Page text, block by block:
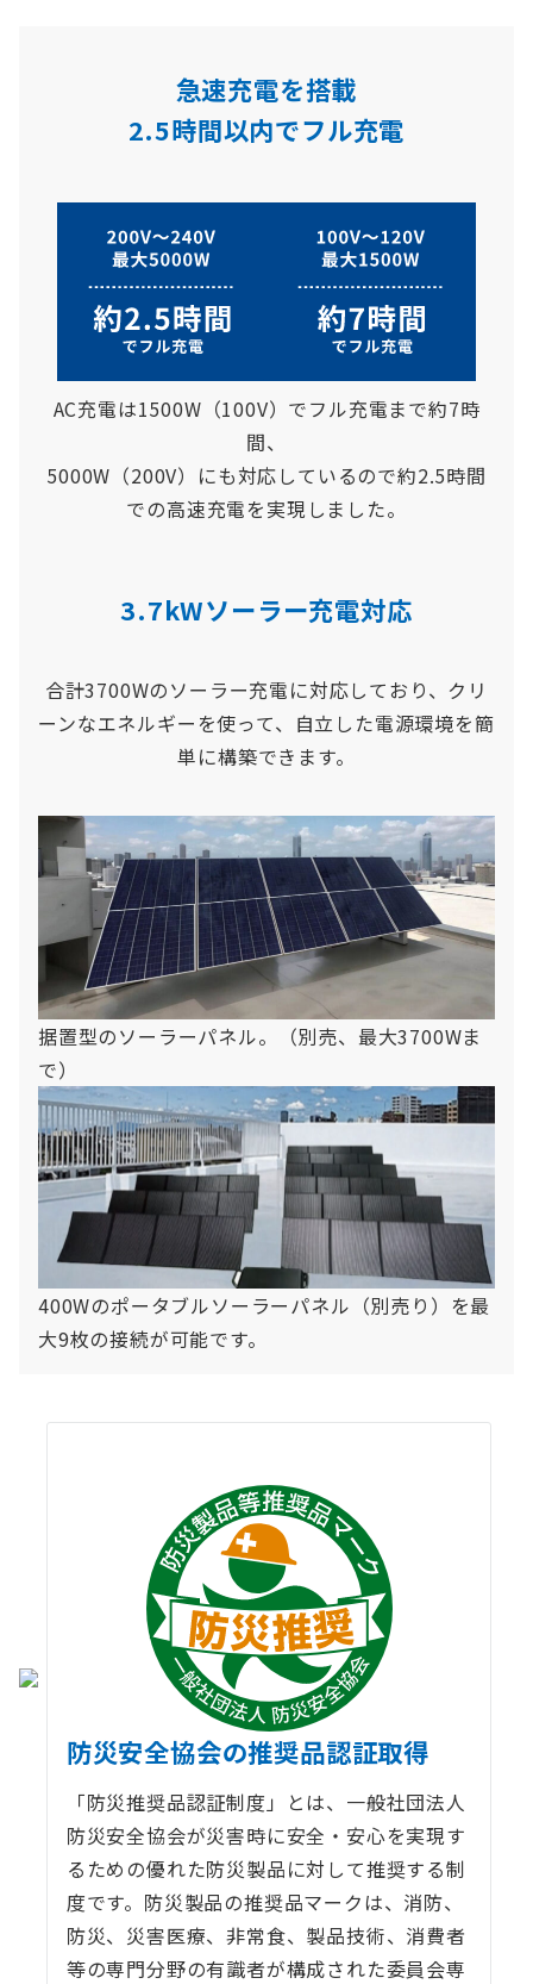
急速充電を搭載
2.5時間以内でフル充電
AC充電は1500W（100V）でフル充電まで約7時
間、
5000W（200V）にも対応しているので約2.5時間
での高速充電を実現しました。
3.7kWソーラー充電対応
合計3700Wのソーラー充電に対応しており、クリ
ーンなエネルギーを使って、自立した電源環境を簡
単に構築できます。
据置型のソーラーパネル。（別売、最大3700Wま
で）
400Wのポータブルソーラーパネル（別売り）を最
大9枚の接続が可能です。
防災安全協会の推奨品認証取得
「防災推奨品認証制度」とは、一般社団法人
防災安全協会が災害時に安全・安心を実現す
るための優れた防災製品に対して推奨する制
度です。防災製品の推奨品マークは、消防、
防災、災害医療、非常食、製品技術、消費者
等の専門分野の有識者が構成された委員会専